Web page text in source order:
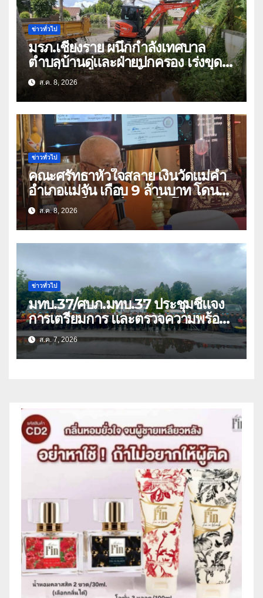
ข่าวทั่วไป
มรภ.เชียงราย ผนึกกำลังเทศบาล
ตำบลบ้านดู่และฝ่ายปกครอง เร่งขุด
ลอกสิ่งกีดขวางทางน้ำ ป้องกันและลด
ปัญหาน้ำท่วม
ส.ค. 8, 2026
ข่าวทั่วไป
คณะศรัทธาหัวใจสลาย เงินวัดแม่คำ
อำเภอแม่จัน เกือบ 9 ล้านบาท โดน
แก๊งคอลเซ็นเตอร์หลอกให้โอนข้ามปีก
ว่า 66 บัญชี
ส.ค. 8, 2026
ข่าวทั่วไป
มทบ.37/ศบภ.มทบ.37 ประชุมชี้แจง
การเตรียมการ และตรวจความพร้อม
ด้านการบรรเทาสาธารณภัย
ส.ค. 7, 2026